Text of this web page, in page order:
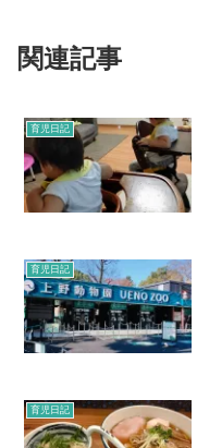
関連記事
育児日記
育児日記
育児日記